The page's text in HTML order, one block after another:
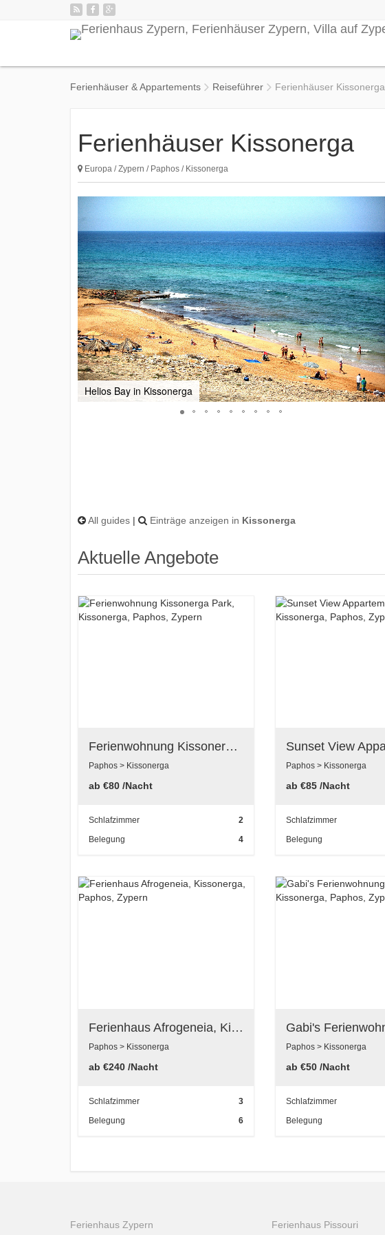
Ferienhäuser & Appartements Reiseführer Ferienhäuser Kissonerga
Ferienhäuser Kissonerga
Europa / Zypern / Paphos / Kissonerga
Helios Bay in Kissonerga
All guides | Einträge anzeigen in Kissonerga
Aktuelle Angebote
Ferienwohnung Kissonerga Park, Kissonerga, Paphos, Zypern
Paphos > Kissonerga
ab €80 /Nacht
Schlafzimmer
2
Belegung
4
Paphos > Kissonerga
ab €85 /Nacht
Schlafzimmer
Belegung
Ferienhaus Afrogeneia, Kissonerga, Paphos, Zypern
Paphos > Kissonerga
ab €240 /Nacht
Schlafzimmer
3
Belegung
6
Paphos > Kissonerga
ab €50 /Nacht
Schlafzimmer
Belegung
Ferienhaus Zypern
Ferienhaus Pissouri